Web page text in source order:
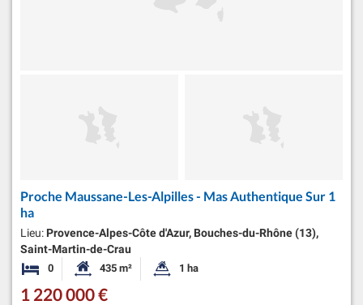
Proche Maussane-Les-Alpilles - Mas Authentique Sur 1
ha
Lieu: Provence-Alpes-Côte d'Azur, Bouches-du-Rhône (13),
Saint-Martin-de-Crau
0 ChambresSurface habitable:
435 m² Superficie du terrain:
1 ha
1 220 000 €